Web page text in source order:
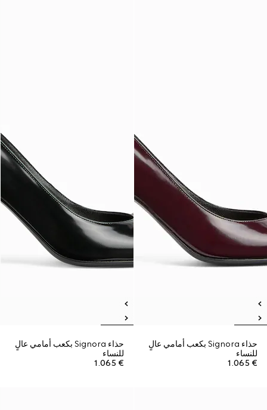
حذاء Signora بكعب أمامي عالٍ
للنساء
€ 1.065
حذاء Signora بكعب أمامي عالٍ
للنساء
€ 1.065